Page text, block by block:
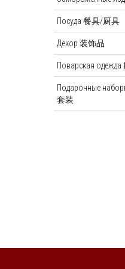
Посуда 餐具/厨具
Декор 装饰品
Поварская одежда
Подарочные
套装